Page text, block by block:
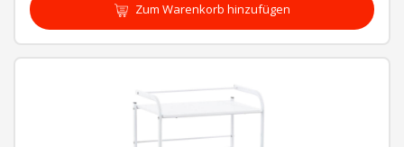
Zum Warenkorb hinzufügen